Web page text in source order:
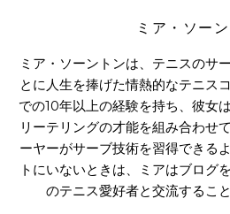
ミア・ソー
ミア・ソーントンは、テニスのサ
とに人生を捧げた情熱的なテニス
での10年以上の経験を持ち、彼女
リーテリングの才能を組み合わせ
ーヤーがサーブ技術を習得できる
トにいないときは、ミアはブログ
のテニス愛好者と交流するこ